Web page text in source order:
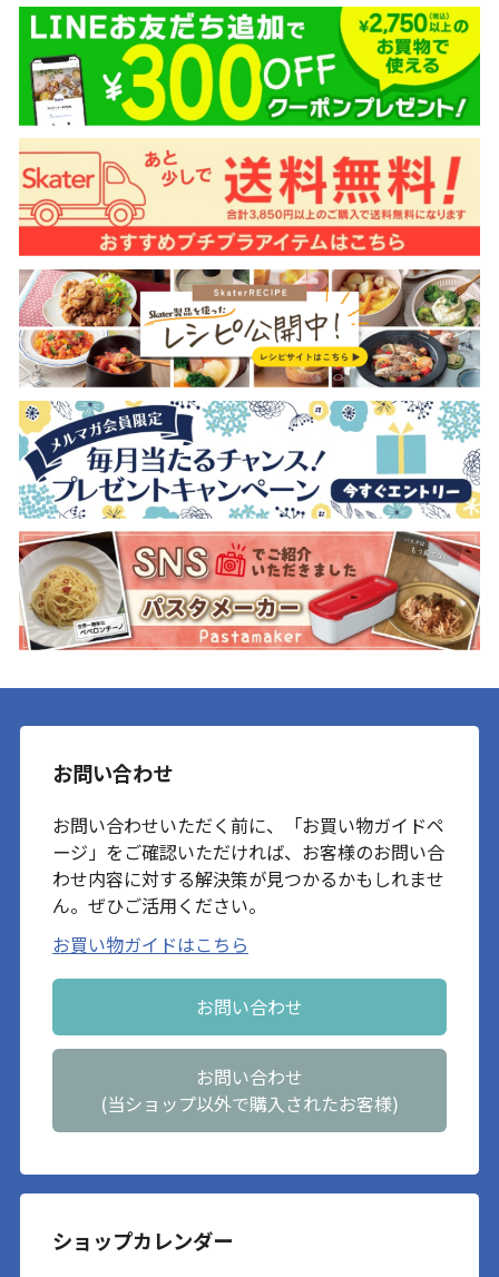
お問い合わせ
お問い合わせいただく前に、「お買い物ガイドペ
ージ」をご確認いただければ、お客様のお問い合
わせ内容に対する解決策が見つかるかもしれませ
ん。ぜひご活用ください。
お買い物ガイドはこちら
お問い合わせ
お問い合わせ
(当ショップ以外で購入されたお客様)
ショップカレンダー